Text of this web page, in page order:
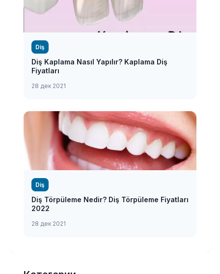
Diş
Diş Kaplama Nasıl Yapılır? Kaplama Diş
Fiyatları
28 дек 2021
Diş
Diş Törpüleme Nedir? Diş Törpüleme Fiyatları
2022
28 дек 2021